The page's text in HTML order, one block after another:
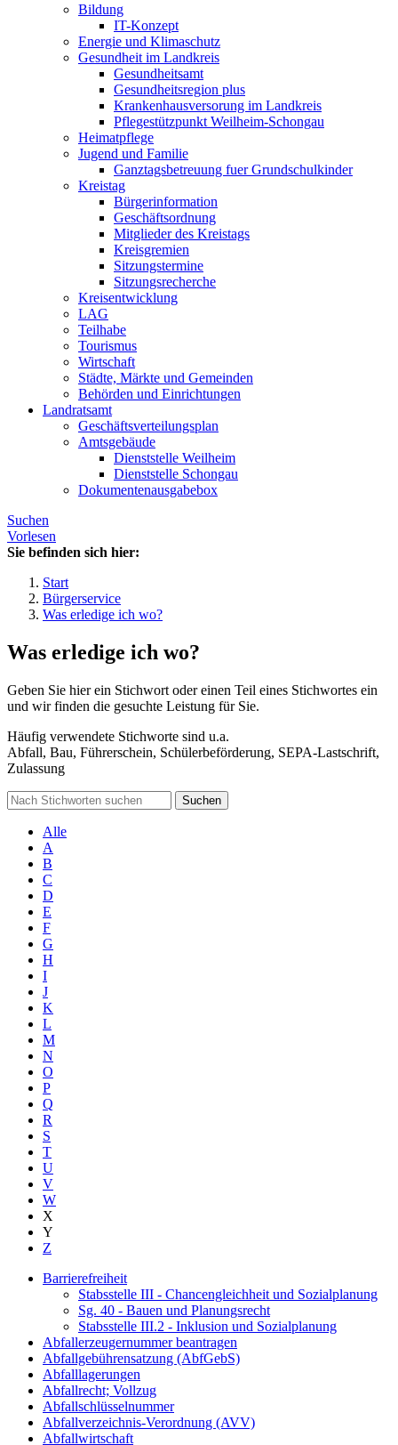
Bildung
IT-Konzept
Energie und Klimaschutz
Gesundheit im Landkreis
Gesundheitsamt
Gesundheitsregion plus
Krankenhausversorung im Landkreis
Pflegestützpunkt Weilheim-Schongau
Heimatpflege
Jugend und Familie
Ganztagsbetreuung fuer Grundschulkinder
Kreistag
Bürgerinformation
Geschäftsordnung
Mitglieder des Kreistags
Kreisgremien
Sitzungstermine
Sitzungsrecherche
Kreisentwicklung
LAG
Teilhabe
Tourismus
Wirtschaft
Städte, Märkte und Gemeinden
Behörden und Einrichtungen
Landratsamt
Geschäftsverteilungsplan
Amtsgebäude
Dienststelle Weilheim
Dienststelle Schongau
Dokumentenausgabebox
Suchen
Vorlesen
Sie befinden sich hier:
Start
Bürgerservice
Was erledige ich wo?
Was erledige ich wo?
Geben Sie hier ein Stichwort oder einen Teil eines Stichwortes ein
und wir finden die gesuchte Leistung für Sie.
Häufig verwendete Stichworte sind u.a.
Abfall, Bau, Führerschein, Schülerbeförderung, SEPA-Lastschrift,
Zulassung
Suchen
Alle
A
B
C
D
E
F
G
H
I
J
K
L
M
N
O
P
Q
R
S
T
U
V
W
X
Y
Z
Barrierefreiheit
Stabsstelle III - Chancengleichheit und Sozialplanung
Sg. 40 - Bauen und Planungsrecht
Stabsstelle III.2 - Inklusion und Sozialplanung
Abfallerzeugernummer beantragen
Abfallgebührensatzung (AbfGebS)
Abfalllagerungen
Abfallrecht; Vollzug
Abfallschlüsselnummer
Abfallverzeichnis-Verordnung (AVV)
Abfallwirtschaft